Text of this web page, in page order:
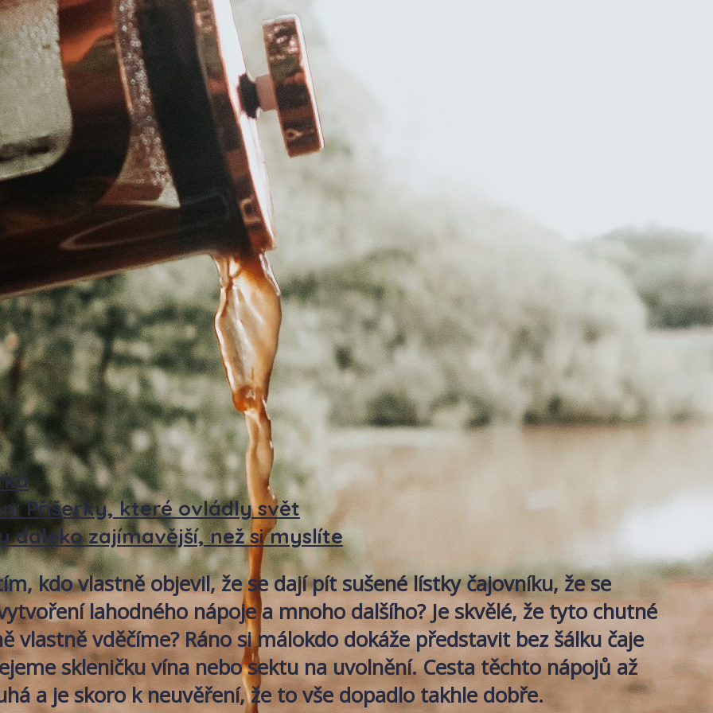
Příšerky, které ovládly svět
daleko zajímavější, než si myslíte
kdo vlastně objevil, že se dají pít sušené lístky čajovníku, že se
lahodného nápoje a mnoho dalšího? Je skvělé, že tyto chutné
vlastně vděčíme? Ráno si málokdo dokáže představit bez šálku čaje
skleničku vína nebo sektu na uvolnění. Cesta těchto nápojů až
a je skoro k neuvěření, že to vše dopadlo takhle dobře.